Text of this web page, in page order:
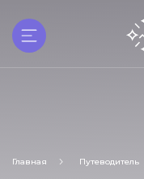
Главная Путеводитель